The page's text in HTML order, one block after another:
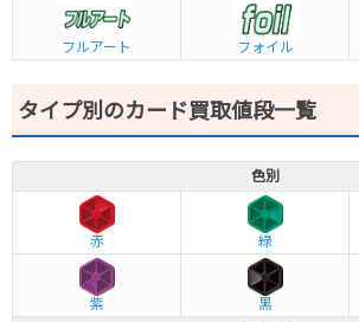
フルアート フォイル
タイプ別のカード買取値段一覧
色別
赤 緑
紫 黒